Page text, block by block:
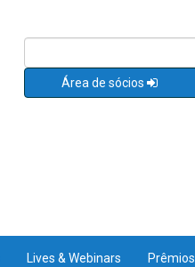
Área de sócios
Lives & Webinars Prêmios